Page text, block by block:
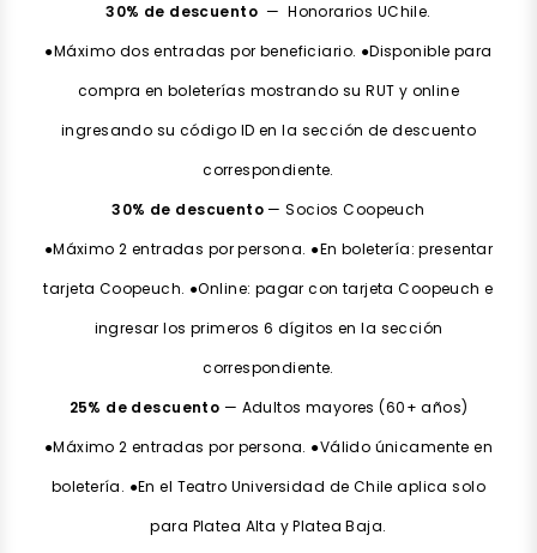
30% de descuento — Honorarios UChile.
●Máximo dos entradas por beneficiario. ●Disponible para
compra en boleterías mostrando su RUT y online
ingresando su código ID en la sección de descuento
correspondiente.
30% de descuento— Socios Coopeuch
●Máximo 2 entradas por persona. ●En boletería: presentar
tarjeta Coopeuch. ●Online: pagar con tarjeta Coopeuch e
ingresar los primeros 6 dígitos en la sección
correspondiente.
25% de descuento — Adultos mayores (60+ años)
●Máximo 2 entradas por persona. ●Válido únicamente en
boletería. ●En el Teatro Universidad de Chile aplica solo
para Platea Alta y Platea Baja.